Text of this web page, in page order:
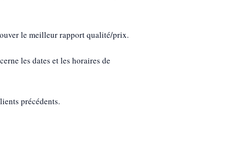
le meilleur rapport qualité/prix.
les dates et les horaires de
précédents.